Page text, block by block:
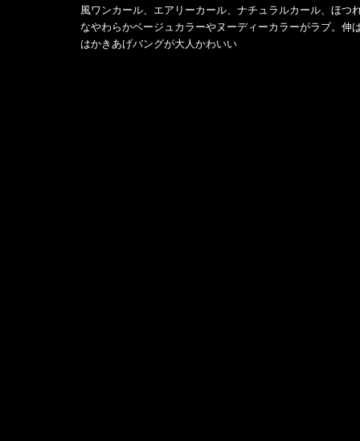
風ワンカール、エアリーカール、ナチュラルカール、ほつ
なやわらかベージュカラーやヌーディーカラーがラブ。伸
はかきあげバングが大人かわいい